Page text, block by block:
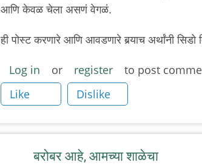
आणि केवळ चेला असणं वेगळं.
ही पोस्ट करणारे आणि आवडणारे बर्‍याच अर्थांनी सिडो
Log in or register
to post
Like
Dislike
बरोबर आहे, आमच्या शाळेचा